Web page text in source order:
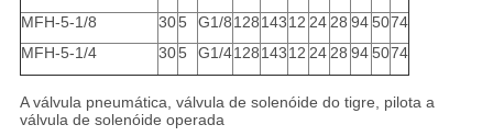
MFH-5-1/8
305 G1/812814312 24 28 945074
MFH-5-1/4
305 G1/412814312 24 28 945074
A válvula pneumática, válvula de solenóide do tigre, pilota a
válvula de solenóide operada